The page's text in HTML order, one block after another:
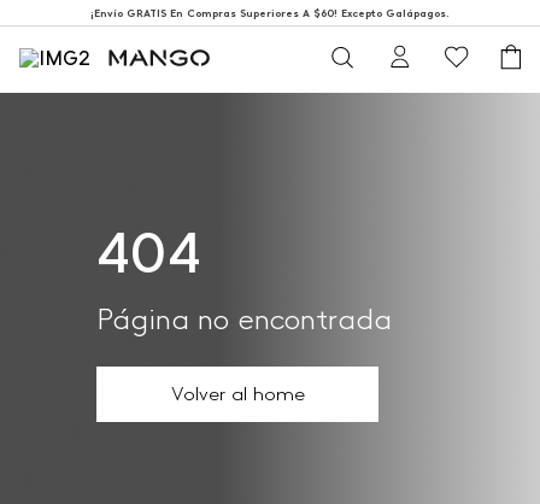
¡Envío GRATIS En Compras Superiores A $60! Excepto Galápagos.
404
Página no encontrada
Volver al home